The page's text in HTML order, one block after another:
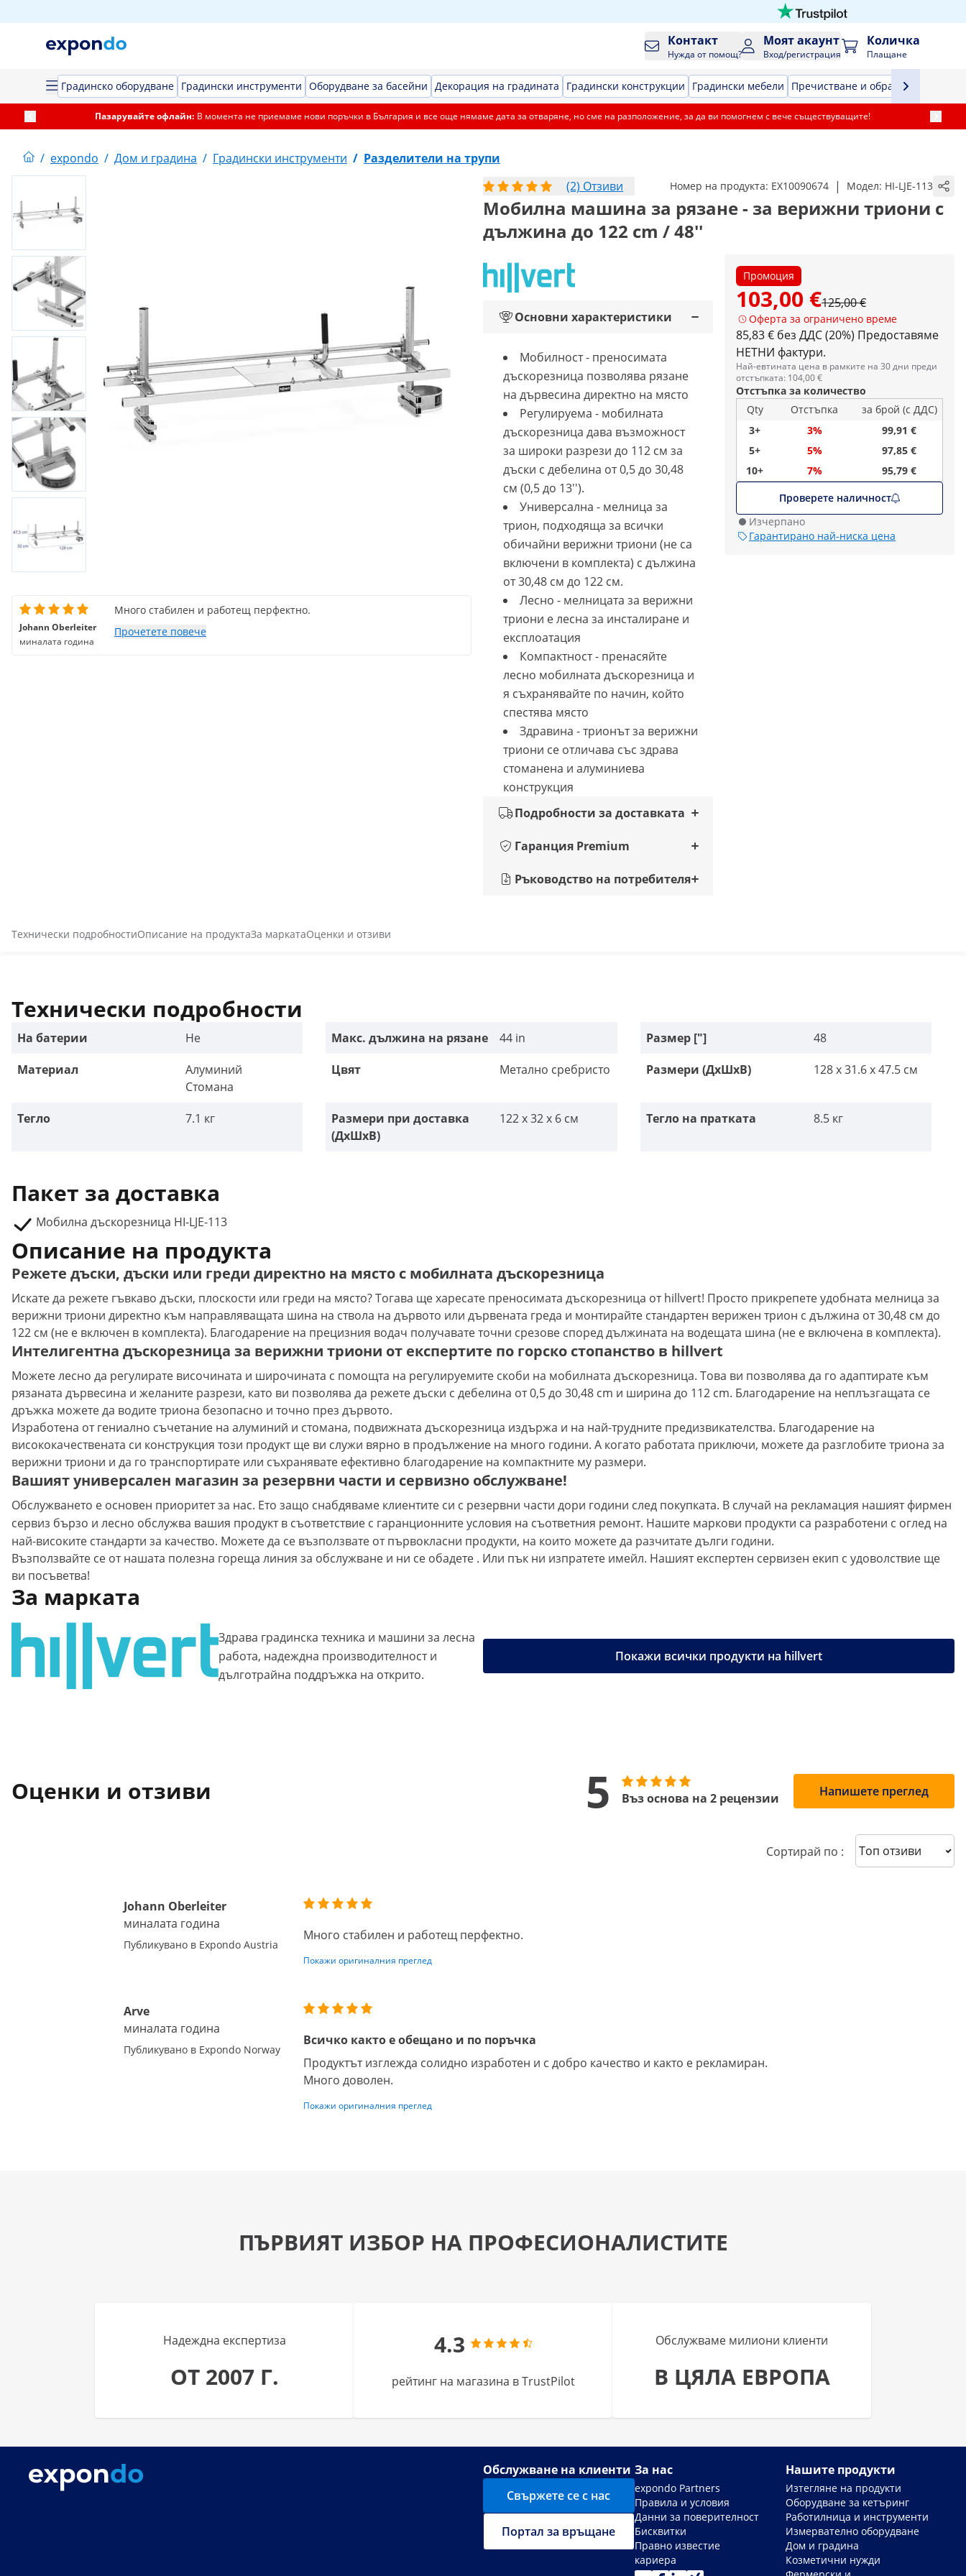
Контакт
Нужда от помощ?
Моят акаунт
Вход/регистрация
Количка
Плащане
Градинско оборудване Градински инструменти Оборудване за басейни Декорация на градината Градински конструкции Градински мебели Пречистване и обработка на
Пазарувайте офлайн: В момента не приемаме нови поръчки в България и все още нямаме дата за отваряне, но сме на разположение, за да ви помогнем с вече съществуващите!
/ expondo / Дом и градина / Градински инструменти / Разделители на трупи
(2) Отзиви
Номер на продукта: EX10090674 | Модел: HI-LJE-113
Мобилна машина за рязане - за верижни триони с
дължина до 122 cm / 48''
Промоция
103,00 €125,00 €
Оферта за ограничено време
85,83 € без ДДС (20%) Предоставяме
НЕТНИ фактури.
Най-евтината цена в рамките на 30 дни преди
отстъпката: 104,00 €
Отстъпка за количество
Qty
Отстъпка
за брой (с ДДС)
3+
3%
99,91 €
5+
5%
97,85 €
10+
7%
95,79 €
Проверете наличност
Изчерпано
Гарантирано най-ниска цена
Основни характеристики
Мобилност - преносимата
дъскорезница позволява рязане
на дървесина директно на място
Регулируема - мобилната
дъскорезница дава възможност
за широки разрези до 112 см за
дъски с дебелина от 0,5 до 30,48
см (0,5 до 13'').
Универсална - мелница за
трион, подходяща за всички
обичайни верижни триони (не са
включени в комплекта) с дължина
от 30,48 см до 122 см.
Лесно - мелницата за верижни
триони е лесна за инсталиране и
експлоатация
Компактност - пренасяйте
лесно мобилната дъскорезница и
я съхранявайте по начин, който
спестява място
Здравина - трионът за верижни
триони се отличава със здрава
стоманена и алуминиева
конструкция
Подробности за доставката
Гаранция Premium
Ръководство на потребителя
Johann Oberleiter
миналата година
Много стабилен и работещ перфектно.
Прочетете повече
Технически подробностиОписание на продуктаЗа маркатаОценки и отзиви
Технически подробности
На батерии Не Макс. дължина на рязане 44 in Размер ["]
48
Материал
Алуминий
Стомана
Цвят Метално сребристо Размери (ДxШxВ) 128 x 31.6 x 47.5 см
Тегло 7.1 кг
Размери при доставка
(ДxШxВ)
122 x 32 x 6 см Тегло на пратката 8.5 кг
Пакет за доставка
Мобилна дъскорезница HI-LJE-113
Описание на продукта
Режете дъски, дъски или греди директно на място с мобилната дъскорезница
Искате да режете гъвкаво дъски, плоскости или греди на място? Тогава ще харесате преносимата дъскорезница от hillvert! Просто прикрепете удобната мелница за
верижни триони директно към направляващата шина на ствола на дървото или дървената греда и монтирайте стандартен верижен трион с дължина от 30,48 см до
122 см (не е включен в комплекта). Благодарение на прецизния водач получавате точни срезове според дължината на водещата шина (не е включена в комплекта).
Интелигентна дъскорезница за верижни триони от експертите по горско стопанство в hillvert
Можете лесно да регулирате височината и широчината с помощта на регулируемите скоби на мобилната дъскорезница. Това ви позволява да го адаптирате към
рязаната дървесина и желаните разрези, като ви позволява да режете дъски с дебелина от 0,5 до 30,48 cm и ширина до 112 cm. Благодарение на неплъзгащата се
дръжка можете да водите триона безопасно и точно през дървото.
Изработена от гениално съчетание на алуминий и стомана, подвижната дъскорезница издържа и на най-трудните предизвикателства. Благодарение на
висококачествената си конструкция този продукт ще ви служи вярно в продължение на много години. А когато работата приключи, можете да разглобите триона за
верижни триони и да го транспортирате или съхранявате ефективно благодарение на компактните му размери.
Вашият универсален магазин за резервни части и сервизно обслужване!
Обслужването е основен приоритет за нас. Ето защо снабдяваме клиентите си с резервни части дори години след покупката. В случай на рекламация нашият фирмен
сервиз бързо и лесно обслужва вашия продукт в съответствие с гаранционните условия на съответния ремонт. Нашите маркови продукти са разработени с оглед на
най-високите стандарти за качество. Можете да се възползвате от първокласни продукти, на които можете да разчитате дълги години.
Възползвайте се от нашата полезна гореща линия за обслужване и ни се обадете . Или пък ни изпратете имейл. Нашият експертен сервизен екип с удоволствие ще
ви посъветва!
За марката
Здрава градинска техника и машини за лесна
работа, надеждна производителност и
дълготрайна поддръжка на открито.
Покажи всички продукти на hillvert
Оценки и отзиви 5 Въз основа на 2 рецензии Напишете преглед
Сортирай по : Sort reviews
Johann Oberleiter
миналата година
Публикувано в Expondo Austria
Много стабилен и работещ перфектно.
Покажи оригиналния преглед
Arve
миналата година
Публикувано в Expondo Norway
Всичко както е обещано и по поръчка
Продуктът изглежда солидно изработен и с добро качество и както е рекламиран.
Много доволен.
Покажи оригиналния преглед
ПЪРВИЯТ ИЗБОР НА ПРОФЕСИОНАЛИСТИТЕ
Надеждна експертиза
ОТ 2007 Г.
4.3
рейтинг на магазина в TrustPilot
Обслужваме милиони клиенти
В ЦЯЛА ЕВРОПА
Обслужване на клиенти
Свържете се с нас
Портал за връщане
За нас
expondo Partners
Правила и условия
Данни за поверителност
Бисквитки
Правно известие
кариера
Нашите продукти
Изтегляне на продукти
Оборудване за кетъринг
Работилница и инструменти
Измервателно оборудване
Дом и градина
Козметични нужди